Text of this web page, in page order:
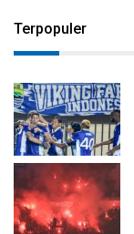
Terpopuler